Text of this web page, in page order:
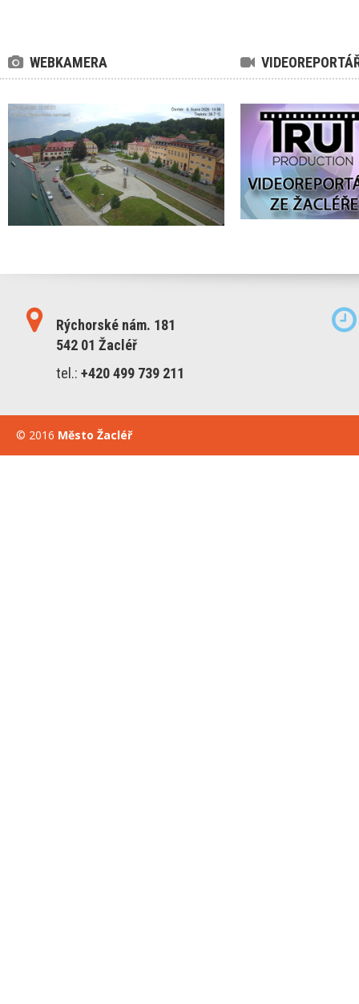
WEBKAMERA
Rýchorské nám. 181
542 01 Žacléř
tel.:+420 499 739 211
© 2016 Město Žacléř